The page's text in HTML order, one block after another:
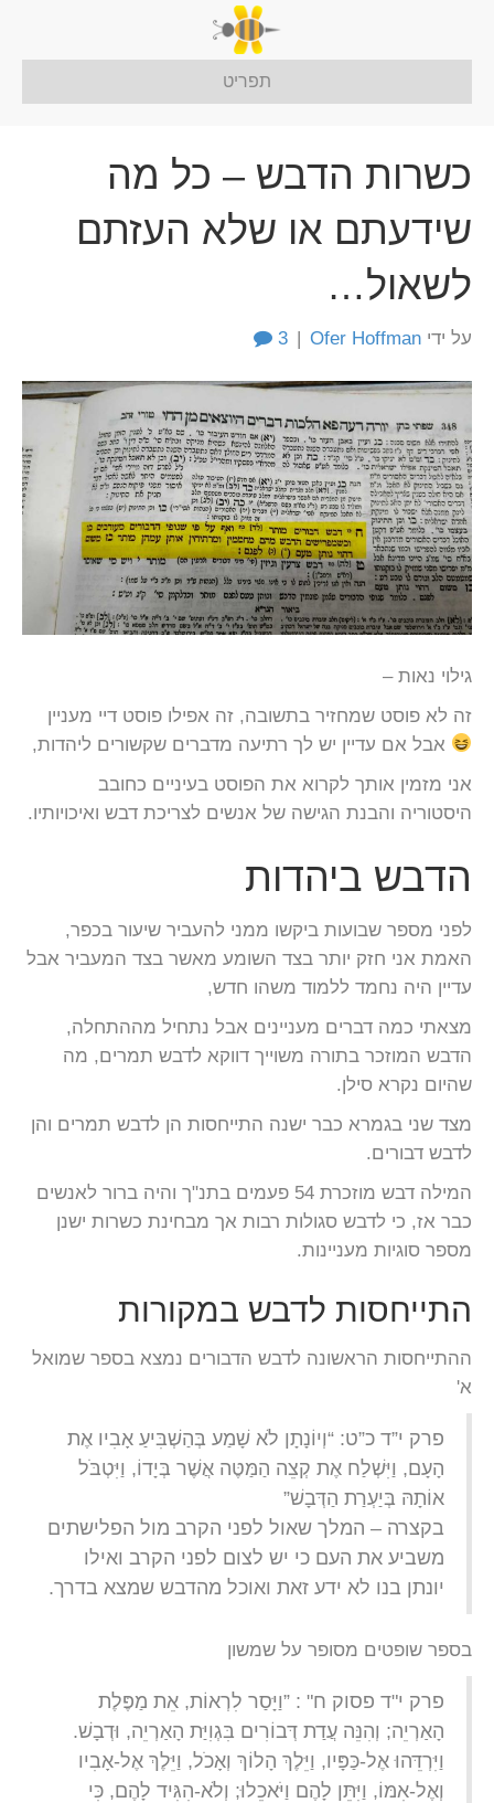
תפריט
כשרות הדבש – כל מה
שידעתם או שלא העזתם
לשאול…
על ידי Ofer Hoffman
3
גילוי נאות –
זה לא פוסט שמחזיר בתשובה, זה אפילו פוסט דיי מעניין
אבל אם עדיין יש לך רתיעה מדברים שקשורים ליהדות,
אני מזמין אותך לקרוא את הפוסט בעיניים כחובב
היסטוריה והבנת הגישה של אנשים לצריכת דבש ואיכויותיו.
הדבש ביהדות
לפני מספר שבועות ביקשו ממני להעביר שיעור בכפר,
האמת אני חזק יותר בצד השומע מאשר בצד המעביר אבל
עדיין היה נחמד ללמוד משהו חדש,
מצאתי כמה דברים מעניינים אבל נתחיל מההתחלה,
הדבש המוזכר בתורה משוייך דווקא לדבש תמרים, מה
שהיום נקרא סילן.
מצד שני בגמרא כבר ישנה התייחסות הן לדבש תמרים והן
לדבש דבורים.
המילה דבש מוזכרת 54 פעמים בתנ"ך והיה ברור לאנשים
כבר אז, כי לדבש סגולות רבות אך מבחינת כשרות ישנן
מספר סוגיות מעניינות.
התייחסות לדבש במקורות
ההתייחסות הראשונה לדבש הדבורים נמצא בספר שמואל
א'
פרק י”ד כ”ט: “וְיוֹנָתָן לֹא שָׁמַע בְּהַשְׁבִּיעַ אָבִיו אֶת
הָעָם, וַיִּשְׁלַח אֶת קְצֵה הַמַּטֶּה אֲשֶׁר בְּיָדוֹ, וַיִּטְבֹּל
אוֹתָהּ בְּיַעְרַת הַדְּבָשׁ”
בקצרה – המלך שאול לפני הקרב מול הפלישתים
משביע את העם כי יש לצום לפני הקרב ואילו
יונתן בנו לא ידע זאת ואוכל מהדבש שמצא בדרך.
בספר שופטים מסופר על שמשון
פרק י"ד פסוק ח" : ”וַיָּסַר לִרְאוֹת, אֵת מַפֶּלֶת
הָאַרְיֵה; וְהִנֵּה עֲדַת דְּבוֹרִים בִּגְוִיַּת הָאַרְיֵה, וּדְבָשׁ.
וַיִּרְדֵּהוּ אֶל-כַּפָּיו, וַיֵּלֶךְ הָלוֹךְ וְאָכֹל, וַיֵּלֶךְ אֶל-אָבִיו
וְאֶל-אִמּוֹ, וַיִּתֵּן לָהֶם וַיֹּאכֵלוּ; וְלֹא-הִגִּיד לָהֶם, כִּי